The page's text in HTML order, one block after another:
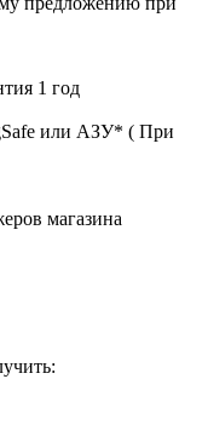
1 год
или AЗУ* ( При
магазина